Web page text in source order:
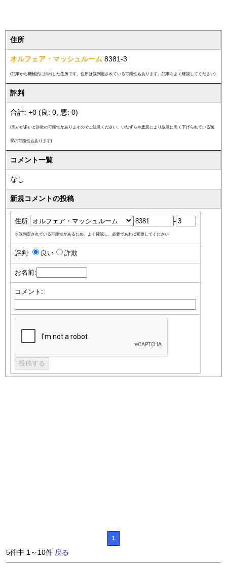
住所
オルフェア・マッシュルーム 8381-3
(記事から機械的に抽出した住所です。住所は誤判定されている可能性もあります。記事をよく確認してください)
評判
合計: +0 (良: 0, 悪: 0)
(悪いが多いと詐欺の可能性がありますのでご注意ください。いたずらや悪意により故意に悪く下げられている冤
罪の可能性もあります)
コメント一覧
なし
新規コメントの投稿
住所: -
※誤判定されている可能性があるため、よく確認し、必要であれば変更してください
評判: 良い 詐欺
お名前:
コメント:
1
5件中 1～10件 戻る